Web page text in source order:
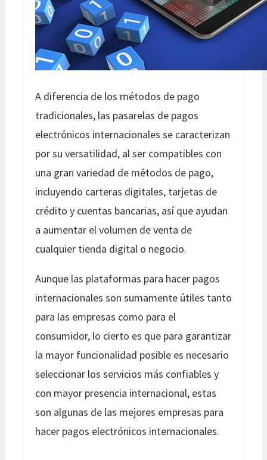
A diferencia de los métodos de pago
tradicionales, las pasarelas de pagos
electrónicos internacionales se caracterizan
por su versatilidad, al ser compatibles con
una gran variedad de métodos de pago,
incluyendo carteras digitales, tarjetas de
crédito y cuentas bancarias, así que ayudan
a aumentar el volumen de venta de
cualquier tienda digital o negocio.
Aunque las plataformas para hacer pagos
internacionales son sumamente útiles tanto
para las empresas como para el
consumidor, lo cierto es que para garantizar
la mayor funcionalidad posible es necesario
seleccionar los servicios más confiables y
con mayor presencia internacional, estas
son algunas de las mejores empresas para
hacer pagos electrónicos internacionales.